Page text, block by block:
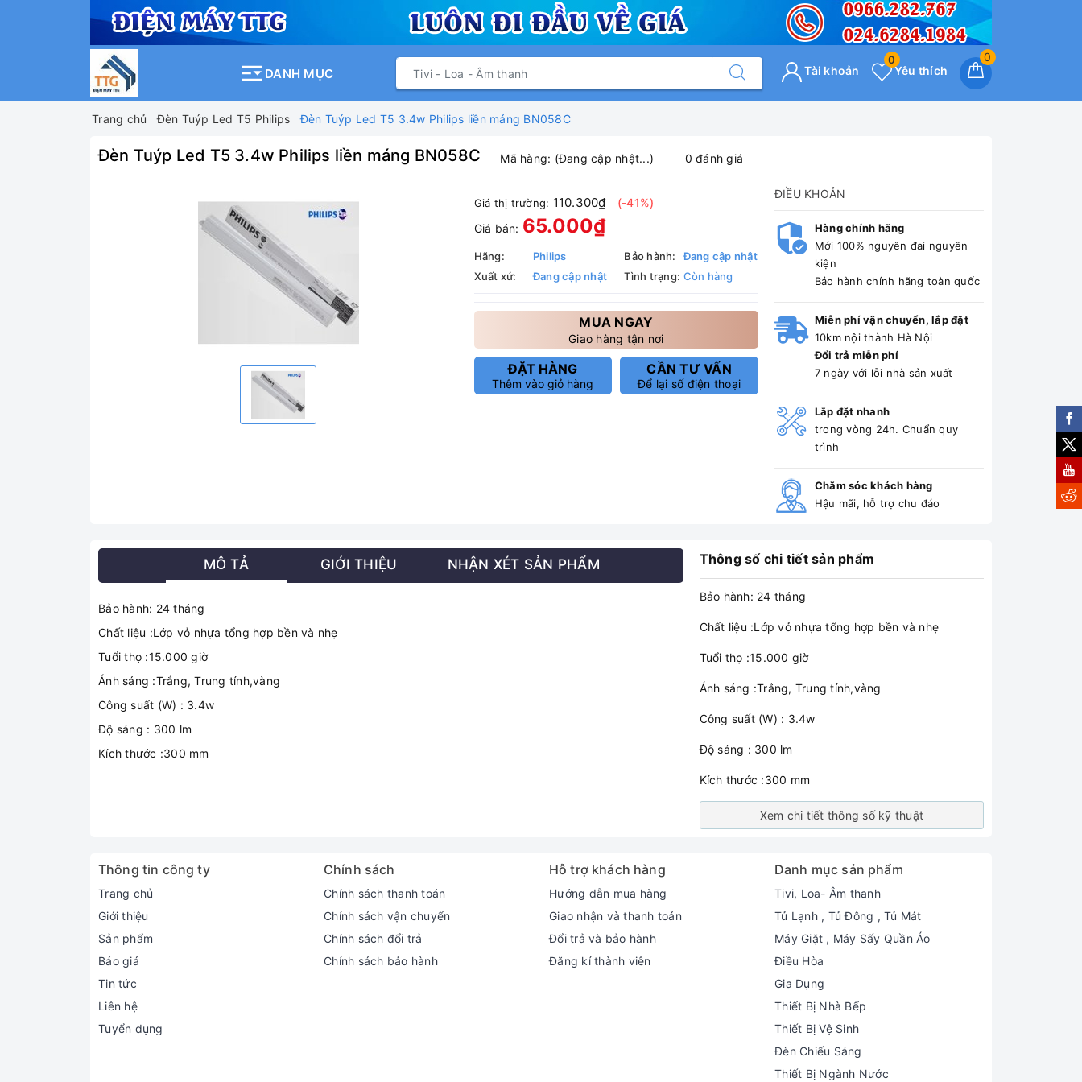
DANH MỤC
0
Yêu thích
0
Tài khoản
Trang chủ Đèn Tuýp Led T5 Philips Đèn Tuýp Led T5 3.4w Philips liền máng BN058C
Đèn Tuýp Led T5 3.4w Philips liền máng BN058C Mã hàng: (Đang cập nhật...) 0 đánh giá
Giá thị trường: 110.300₫
(-41%)
Giá bán: 65.000₫
Hãng:
Philips
Xuất xứ:
Đang cập nhật
Bảo hành:
Đang cập nhật
Tình trạng: Còn hàng
MUA NGAY
Giao hàng tận nơi
ĐẶT HÀNG
Thêm vào giỏ hàng
CẦN TƯ VẤN
Để lại số điện thoại
ĐIỀU KHOẢN
Hàng chính hãng
Mới 100% nguyên đai nguyên
kiện
Bảo hành chính hãng toàn quốc
Miễn phí vận chuyển, lắp đặt
10km nội thành Hà Nội
Đổi trả miễn phí
7 ngày với lỗi nhà sản xuất
Lắp đặt nhanh
trong vòng 24h. Chuẩn quy
trình
Chăm sóc khách hàng
Hậu mãi, hỗ trợ chu đáo
MÔ TẢ GIỚI THIỆU NHẬN XÉT SẢN PHẨM
Bảo hành: 24 tháng
Chất liệu :Lớp vỏ nhựa tổng hợp bền và nhẹ
Tuổi thọ :15.000 giờ
Ánh sáng :Trắng, Trung tính,vàng
Công suất (W) : 3.4w
Độ sáng : 300 lm
Kích thước :300 mm
Thông số chi tiết sản phẩm
Bảo hành: 24 tháng
Chất liệu :Lớp vỏ nhựa tổng hợp bền và nhẹ
Tuổi thọ :15.000 giờ
Ánh sáng :Trắng, Trung tính,vàng
Công suất (W) : 3.4w
Độ sáng : 300 lm
Kích thước :300 mm
Xem chi tiết thông số kỹ thuật
Thông tin công ty
Trang chủ
Giới thiệu
Sản phẩm
Báo giá
Tin tức
Liên hệ
Tuyển dụng
Chính sách
Chính sách thanh toán
Chính sách vận chuyển
Chính sách đổi trả
Chính sách bảo hành
Hỗ trợ khách hàng
Hướng dẫn mua hàng
Giao nhận và thanh toán
Đổi trả và bảo hành
Đăng kí thành viên
Danh mục sản phẩm
Tivi, Loa- Âm thanh
Tủ Lạnh , Tủ Đông , Tủ Mát
Máy Giặt , Máy Sấy Quần Áo
Điều Hòa
Gia Dụng
Thiết Bị Nhà Bếp
Thiết Bị Vệ Sinh
Đèn Chiếu Sáng
Thiết Bị Ngành Nước